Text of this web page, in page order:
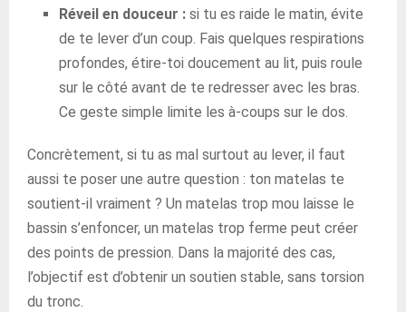
Réveil en douceur : si tu es raide le matin, évite
de te lever d’un coup. Fais quelques respirations
profondes, étire-toi doucement au lit, puis roule
sur le côté avant de te redresser avec les bras.
Ce geste simple limite les à-coups sur le dos.
Concrètement, si tu as mal surtout au lever, il faut
aussi te poser une autre question : ton matelas te
soutient-il vraiment ? Un matelas trop mou laisse le
bassin s’enfoncer, un matelas trop ferme peut créer
des points de pression. Dans la majorité des cas,
l’objectif est d’obtenir un soutien stable, sans torsion
du tronc.